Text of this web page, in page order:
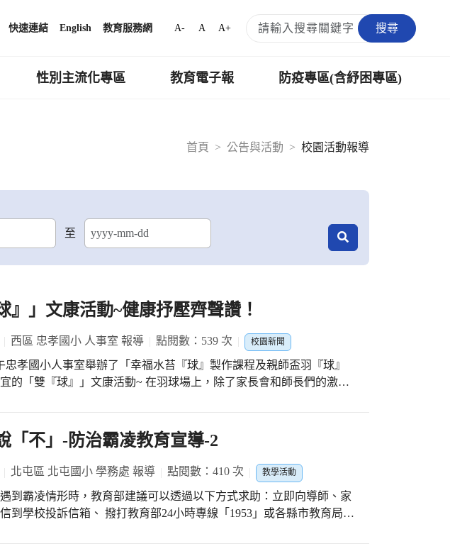
快速連結 English 教育服務網 A- A A+ 搜尋
性別主流化專區 教育電子報 防疫專區(含紓困專區)
首頁
公告與活動 校園活動報導
至
』」文康活動~健康抒壓齊聲讚！
西區 忠孝國小 人事室 報導 點閱數：539 次 校園新聞
忠孝國小人事室舉辦了「幸福水苔『球』製作課程及親師盃羽『球』
的「雙『球』」文康活動~ 在羽球場上，除了家長會和師長們的激烈
隊及肉圓隊~而學生組共12人參賽~總計約70人參加本次的親師羽球
的親師交流賽~相約明年再見! 球場的另一端，大辦公室裡約80位教職
作水苔球，我們邀請校內的志工榮譽隊長─陳麗容隊長擔任講師~教大
水苔球~大家直呼好療癒的水苔球喔！ 希望靜態和動態的活動~帶給大家
！
「不」-防治霸凌教育宣導-2
北屯區 北屯國小 學務處 報導 點閱數：410 次 教學活動
遇到霸凌情形時，教育部建議可以透過以下方式求助：立即向導師、家
到學校投訴信箱、 撥打教育部24小時專線「1953」或各縣市教育局、